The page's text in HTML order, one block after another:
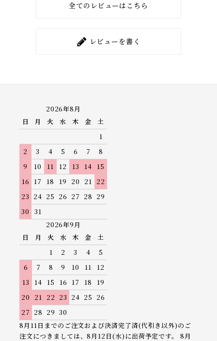
全てのレビューはこちら
レビューを書く
2026年8月
日
月 火 水 木 金
土
1
2
3 4 5 6 7
8
9
10 11 12 13 14
15
16
17 18 19 20 21
22
23 24 25 26 27 28 29
30
31
2026年9月
日
月 火 水 木 金
土
1
2 3 4
5
6
7 8 9 10 11
12
13
14 15 16 17 18
19
20
21 22 23 24 25 26
27 28 29 30
8月11日までのご注文および決済完了済(代引き以外)のご
注文につきましては、8月12日(水)に出荷予定です。 8月